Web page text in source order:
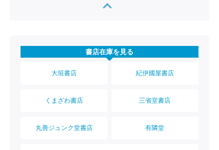
書店在庫を見る
大垣書店 紀伊國屋書店
くまざわ書店 三省堂書店
丸善ジュンク堂書店 有隣堂